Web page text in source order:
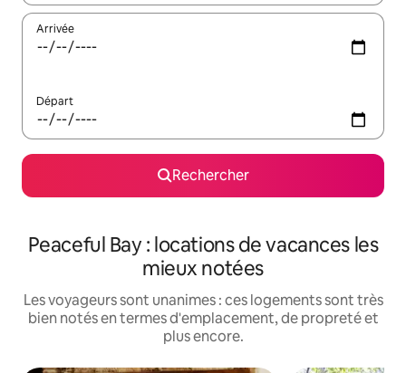
Arrivée
Départ
Rechercher
Peaceful Bay : locations de vacances les
mieux notées
Les voyageurs sont unanimes : ces logements sont très
bien notés en termes d'emplacement, de propreté et
plus encore.